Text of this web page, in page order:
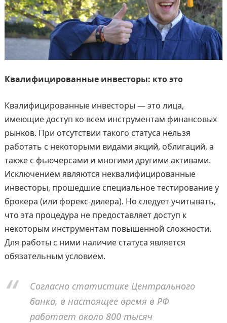
Квалифицированные инвесторы: кто это
Квалифицированные инвесторы — это лица,
имеющие доступ ко всем инструментам финансовых
рынков. При отсутствии такого статуса нельзя
работать с некоторыми видами акций, облигаций, а
также с фьючерсами и многими другими активами.
Исключением являются неквалифицированные
инвесторы, прошедшие специальное тестирование у
брокера (или форекс-дилера). Но следует учитывать,
что эта процедура не предоставляет доступ к
некоторым инструментам повышенной сложности.
Для работы с ними наличие статуса является
обязательным условием.
Согласно статистике Центрального
банка, в настоящее время в РФ
работает около 800 тысяч